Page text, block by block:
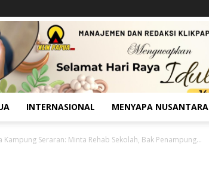
INTERNASIONAL MENYAPA NUSANTARA
Seraran: Minta Rehab Sekolah, Bak Penampung...